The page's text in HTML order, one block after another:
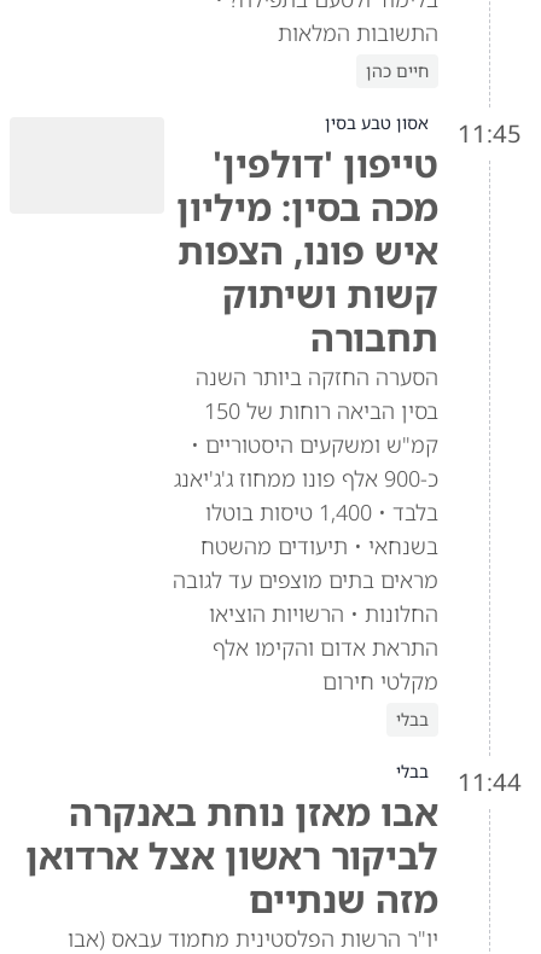
התשובות המלאות
חיים כהן
11:45 אסון טבע בסין
טייפון 'דולפין'
מכה בסין: מיליון
איש פונו, הצפות
קשות ושיתוק
תחבורה
הסערה החזקה ביותר השנה
בסין הביאה רוחות של 150
קמ"ש ומשקעים היסטוריים •
כ-900 אלף פונו ממחוז ג'ג'יאנג
בלבד • 1,400 טיסות בוטלו
בשנחאי • תיעודים מהשטח
מראים בתים מוצפים עד לגובה
החלונות • הרשויות הוציאו
התראת אדום והקימו אלף
מקלטי חירום
בבלי
11:44 בבלי
אבו מאזן נוחת באנקרה
לביקור ראשון אצל ארדואן
מזה שנתיים
יו"ר הרשות הפלסטינית מחמוד עבאס (אבו